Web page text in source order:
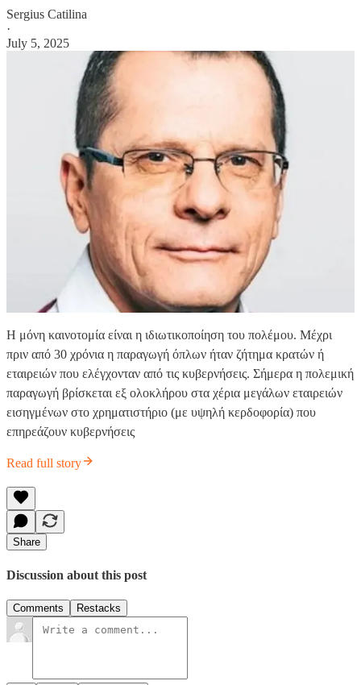
Sergius Catilina
·
July 5, 2025
H μόνη καινοτομία είναι η ιδιωτικοποίηση του πολέμου. Μέχρι
πριν από 30 χρόνια η παραγωγή όπλων ήταν ζήτημα κρατών ή
εταιρειών που ελέγχονταν από τις κυβερνήσεις. Σήμερα η πολεμική
παραγωγή βρίσκεται εξ ολοκλήρου στα χέρια μεγάλων εταιρειών
εισηγμένων στο χρηματιστήριο (με υψηλή κερδοφορία) που
επηρεάζουν κυβερνήσεις
Read full story
Share
Discussion about this post
Comments Restacks